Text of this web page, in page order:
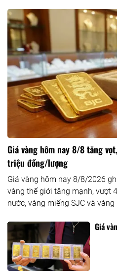
Giá vàng hôm nay 8/8 tăng
triệu đồng/lượng
Giá vàng hôm nay 8/8/2026
vàng thế giới tăng mạnh, vượt
nước, vàng miếng SJC và
Giá